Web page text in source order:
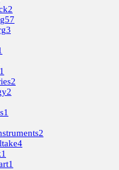
2
57
3
1
2
2
1
2
4
1
1